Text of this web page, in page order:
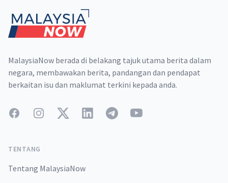
MalaysiaNow berada di belakang tajuk utama berita dalam
negara, membawakan berita, pandangan dan pendapat
berkaitan isu dan maklumat terkini kepada anda.
FacebookInstagramTwitterLinkedInTelegramYouTube
TENTANG
Tentang MalaysiaNow